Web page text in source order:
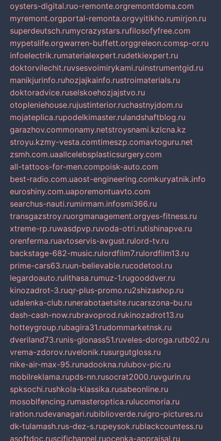
oysters-digital.ruo-remonte.orgremontdoma.com
myremont.orgportal-remonta.orgvyitikho.rumirjon.ru
superdeutsch.rumycrazystars.rufilosofyfree.com
mypetslife.orgwarren-buffett.orggreleon.comsp-or.ru
infoelectrik.rumaterialexpert.rudetkiexpert.ru
doktorvilechit.ruvsesvoimirykami.ruinstrumentgid.ru
manikjurinfo.ruhozjajkainfo.rustroimaterials.ru
doktoradvice.ruselskoehozjajstvo.ru
otopleniehouse.rujustinterior.ruchastnyjdom.ru
mojateplica.rupodelkimaster.rulandshaftblog.ru
garazhov.commonamy.netstroysnami.kzlcna.kz
stroyu.kzmy-vesta.comtimeszp.comavtoguru.net
zsmh.com.uaallcelebsplasticsurgery.com
all-tattoos-for-men.compoisk-auto.com
best-radio.com.uaost-engineering.comkuryatnik.info
euroshiny.com.uaporemontuavto.com
searchus-nauti.rumirmam.infosmi366.ru
transgazstroy.ruorgmanagement.orgyes-fitness.ru
xtreme-rp.ruwasdpvp.ruvoda-otri.rutishinapve.ru
orenferma.ruavtoservis-avgust.rulord-tv.ru
backstage-682-music.rulordfilm7.rulordfilm13.ru
prime-cars63.ruun-believable.rucodetool.ru
legardoauto.rulithasa.rumuz-1.rugooddver.ru
kinozadrot-3.ruqr-plus-promo.ru2shizashop.ru
udalenka-club.runerabotaetsite.rucarszona-bu.ru
dash-cash-now.rubravoprod.rukinozadrot13.ru
hotteygroup.rubagira31.rudommarketnsk.ru
dveriland73.runis-glonass51.ruveles-doroga.rutb02.ru
vrema-zdorov.ruvelonik.rusurgutgloss.ru
nike-air-max-95.runadookna.rulubov-pic.ru
mobilreklama.rupds-nn.rusocrat2000.ruvgurin.ru
spksochi.rushkola-klassika.rusabeonline.ru
mosoblfencing.rumasteroptica.rulucomoria.ru
iration.rudevanagari.rubiblioverde.ruigro-pictures.ru
dk-tulamash.rus-dez-s.rupeysok.rublackcountess.ru
asoftdoc.ruscifichannel.ruocenka-appraisal.ru